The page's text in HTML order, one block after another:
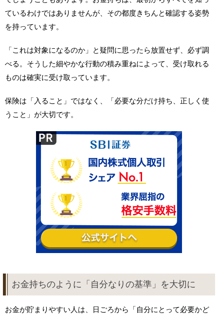
ているわけではありませんが、その都度きちんと確認する姿勢
を持っています。
「これは対象になるのか」と疑問に思ったら放置せず、必ず調
べる。そうした細やかな行動の積み重ねによって、受け取れる
ものは確実に受け取っています。
保険は「入ること」ではなく、「必要な分だけ持ち、正しく使
うこと」が大切です。
お金持ちのように「自分なりの基準」を大切に
お金が貯まりやすい人は、日ごろから「自分にとって必要かど